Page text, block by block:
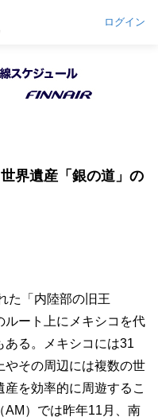
ログイン
界遺産「銀の道」の
た「内陸部の旧王
ルート上にメキシコを代
ある。メキシコには31
やその周辺には複数の世
を効率的に周遊するこ
AM）では昨年11月、南